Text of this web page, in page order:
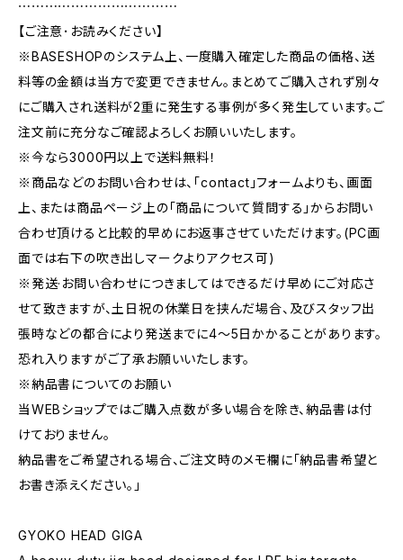
⋯⋯⋯⋯⋯⋯⋯⋯⋯⋯⋯⋯
【ご注意･お読みください】
※BASESHOPのシステム上、一度購入確定した商品の価格、送
料等の金額は当方で変更できません。まとめてご購入されず別々
にご購入され送料が2重に発生する事例が多く発生しています。ご
注文前に充分なご確認よろしくお願いいたします。
※今なら3000円以上で送料無料！
※商品などのお問い合わせは、｢contact｣フォームよりも、画面
上、または商品ページ上の｢商品について質問する｣からお問い
合わせ頂けると比較的早めにお返事させていただけます。(PC画
面では右下の吹き出しマークよりアクセス可)
※発送·お問い合わせにつきましてはできるだけ早めにご対応さ
せて致きますが、土日祝の休業日を挟んだ場合、及びスタッフ出
張時などの都合により発送までに4～5日かかることがあります。
恐れ入りますがご了承お願いいたします。
※納品書についてのお願い
当WEBショップではご購入点数が多い場合を除き、納品書は付
けておりません。
納品書をご希望される場合、ご注文時のメモ欄に｢納品書希望と
お書き添えください。」
GYOKO HEAD GIGA